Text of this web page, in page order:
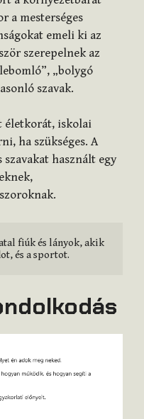
a mesterséges
emeli ki az
szerepelnek az
„bolygó
szavak.
életkorát, iskolai
ha szükséges. A
használt egy
fiúk és lányok, akik
és a sportot.